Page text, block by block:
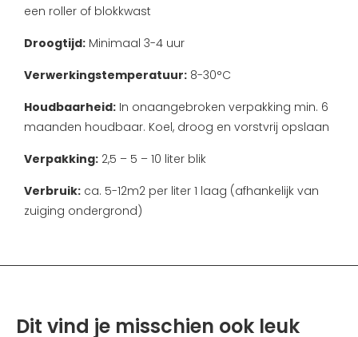
een roller of blokkwast
Droogtijd: Minimaal 3-4 uur
Verwerkingstemperatuur: 8-30°C
Houdbaarheid: In onaangebroken verpakking min. 6
maanden houdbaar. Koel, droog en vorstvrij opslaan
Verpakking: 2,5 – 5 – 10 liter blik
Verbruik: ca. 5-12m2 per liter 1 laag (afhankelijk van
zuiging ondergrond)
Dit vind je misschien ook leuk